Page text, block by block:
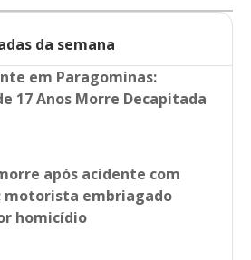
da semana
em Paragominas:
17 Anos Morre Decapitada
após acidente com
motorista embriagado
homicídio